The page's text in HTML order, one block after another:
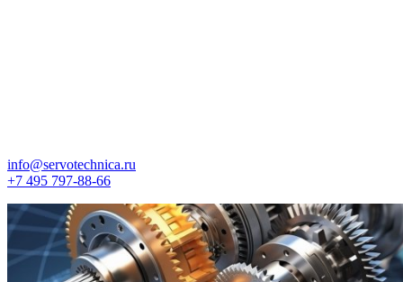
info@servotechnica.ru
+7 495 797-88-66